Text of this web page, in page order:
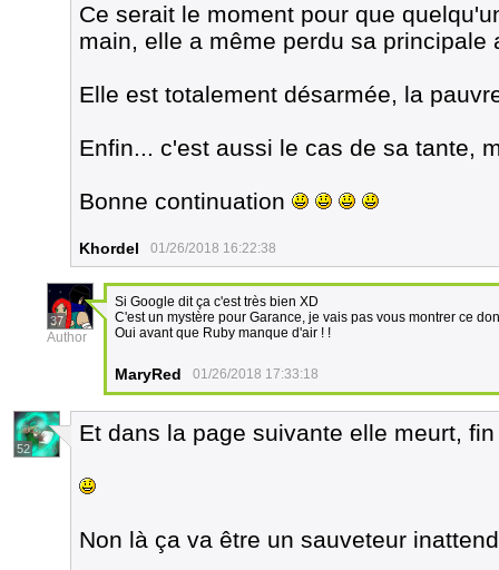
Ce serait le moment pour que
main, elle a même perdu sa principale
Elle est totalement désarmée, la
Enfin... c'est aussi le cas de sa tante,
Bonne continuation
Khordel 01/26/2018 16:22:38
37
Author
Si Google dit ça c'est très bien XD
C'est un mystère pour Garance, je vais pas vous montrer ce
Oui avant que Ruby manque d'air ! !
MaryRed 01/26/2018 17:33:18
52
Et dans la page suivante elle meurt,
Non là ça va être un sauveteur